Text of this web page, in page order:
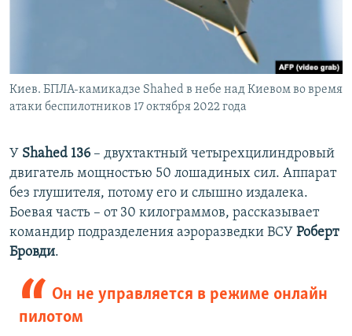
Киев. БПЛА-камикадзе Shahed в небе над Киевом во время
атаки беспилотников 17 октября 2022 года
У Shahed 136– двухтактный четырехцилиндровый
двигатель мощностью 50 лошадиных сил. Аппарат
без глушителя, потому его и слышно издалека.
Боевая часть – от 30 килограммов, рассказывает
командир подразделения аэроразведки ВСУ Роберт
Бровди.
Он не управляется в режиме онлайн
пилотом